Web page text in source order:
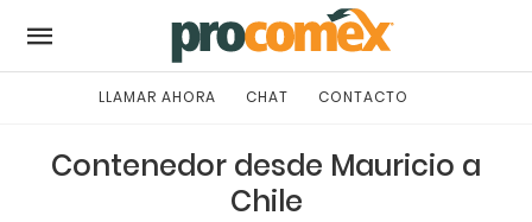
LLAMAR AHORA CHAT CONTACTO
Contenedor desde Mauricio a
Chile